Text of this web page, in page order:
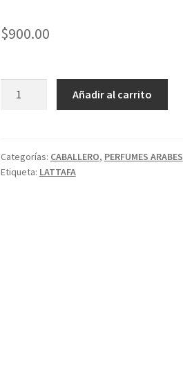
$900.00
100ML
CABALLERO
Añadir al carrito
Categorías: CABALLERO, PERFUMES ARABES
Etiqueta: LATTAFA